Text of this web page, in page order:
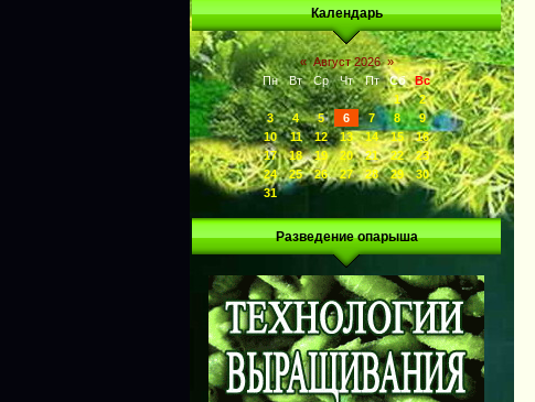
Календарь
« Август 2026 »
Пн
Вт Ср Чт Пт Сб
Вс
1
2
3
4 5 6 7 8
9
10
11 12 13 14 15
16
17
18 19 20 21 22
23
24
25 26 27 28 29
30
31
Разведение опарыша